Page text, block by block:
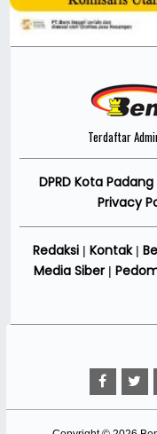
Terdaftar
DPRD Kota Padang|
Privacy
Redaksi| Kontak|
Media Siber|